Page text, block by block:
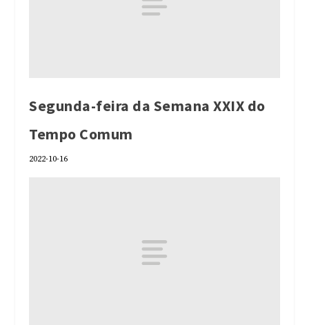
Segunda-feira da Semana XXIX do
Tempo Comum
2022-10-16